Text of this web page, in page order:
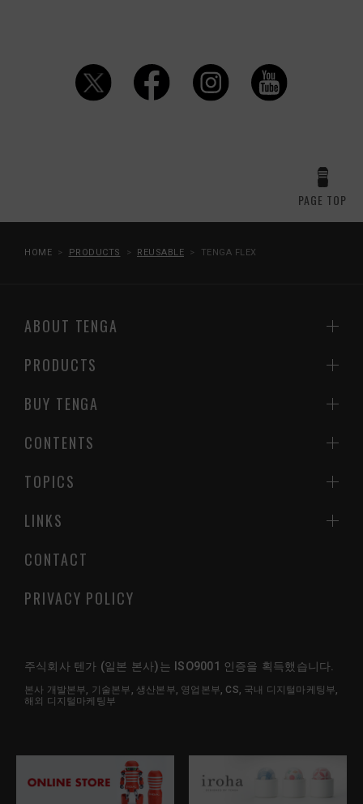
PAGE TOP
HOME PRODUCTS REUSABLE TENGA FLEX
ABOUT TENGA
PRODUCTS
BUY TENGA
CONTENTS
CONTACT
PRIVACY POLICY
TOPICS
LINKS
주식회사 텐가 (일본 본사)는 ISO9001 인증을 획득했습니다.
본사 개발본부, 기술본부, 생산본부, 영업본부, CS, 국내 디지털마케팅부,
해외 디지털마케팅부